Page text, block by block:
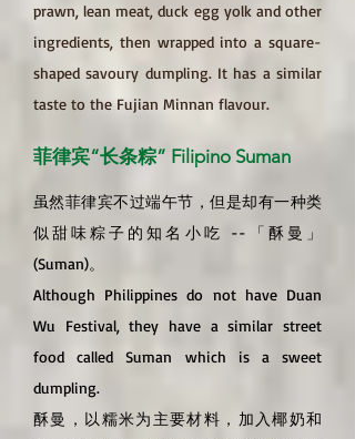
prawn, lean meat, duck egg yolk and other
ingredients, then wrapped into a square-
shaped savoury dumpling. It has a similar
taste to the Fujian Minnan flavour.
菲律宾“长条粽” Filipino Suman
虽然菲律宾不过端午节，但是却有一种类
似甜味粽子的知名小吃 --「酥曼」
(Suman)。
Although Philippines do not have Duan
Wu Festival, they have a similar street
food called Suman which is a sweet
dumpling.
酥曼，以糯米为主要材料，加入椰奶和